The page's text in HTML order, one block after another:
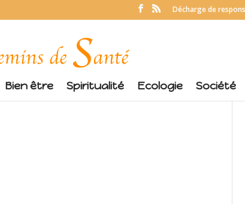
Décharge de
Bien être Spiritualité Ecologie Société